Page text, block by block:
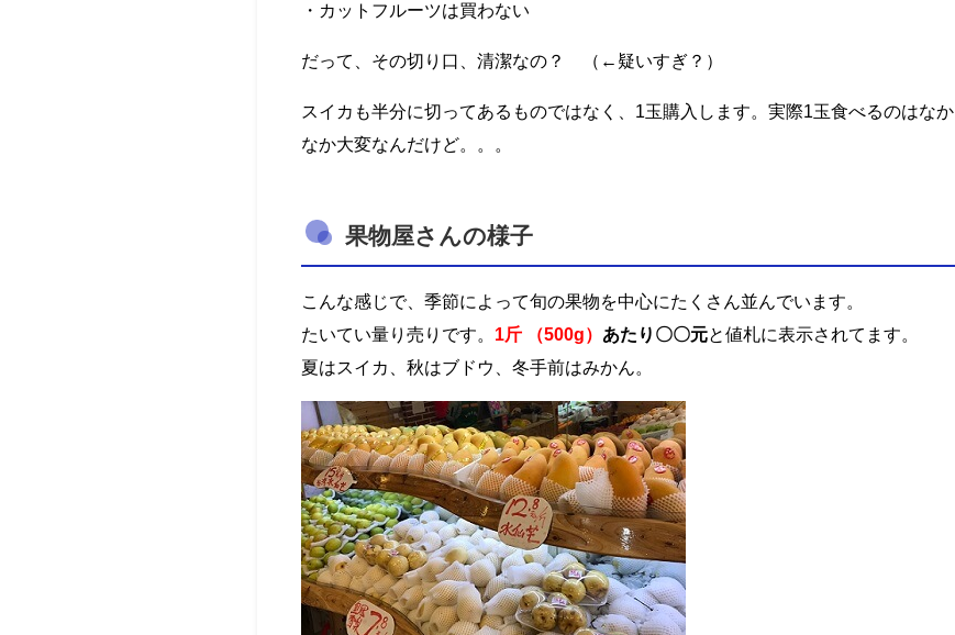
・カットフルーツは買わない
だって、その切り口、清潔なの？ （←疑いすぎ？）
スイカも半分に切ってあるものではなく、1玉購入します。実際1玉食べるのはなか
なか大変なんだけど。。。
果物屋さんの様子
こんな感じで、季節によって旬の果物を中心にたくさん並んでいます。
たいてい量り売りです。 1斤 （500g） あたり〇〇元と値札に表示されてます。
夏はスイカ、秋はブドウ、冬手前はみかん。